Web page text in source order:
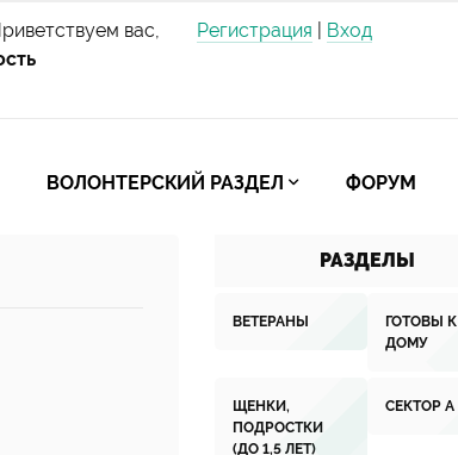
вас,
Регистрация Вход
ВОЛОНТЕРСКИЙ РАЗДЕЛ ФОРУМ
РАЗДЕЛЫ
ВЕТЕРАНЫ
ГОТОВЫ К
ДОМУ
ЩЕНКИ,
ПОДРОСТКИ
(ДО 1,5 ЛЕТ)
СЕКТОР А